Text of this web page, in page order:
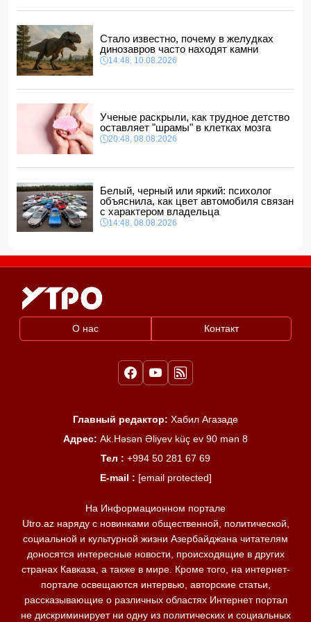
12:48, 10.08.2026
США планируют выделить $1 млрд на безопасность
Колумбии
12:40, 10.08.2026
Стало известно, почему в желудках
динозавров часто находят камни
14:48, 10.08.2026
Ученые раскрыли, как трудное детство
оставляет "шрамы" в клетках мозга
20:48, 08.08.2026
Белый, черный или яркий: психолог
объяснила, как цвет автомобиля связан
с характером владельца
14:48, 08.08.2026
О нас Контакт
Главный редактор: Хабил Агазаде
Адрес: Ak.Həsən Əliyev küç ev 90 mən 8
Тел : +994 50 281 67 69
E-mail : [email protected]
На Информационном портале
Utro.az наряду с новинками общественной, политической,
социальной и культурной жизни Азербайджана читателям
доносятся интересные новости, происходящие в других
странах Кавказа, а также в мире. Кроме того, на интернет-
портале освещаются интервью, авторские статьи,
рассказывающие о различных областях Интернет портал
не дискриминирует ни одну из политических и социальных